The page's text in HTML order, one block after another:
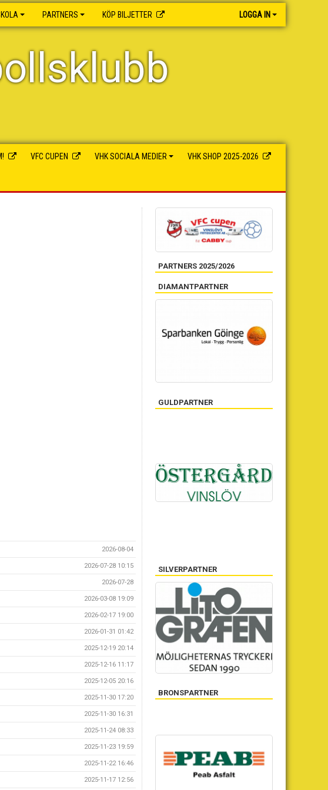
PARTNERS KÖP BILJETTER LOGGA IN
VFC CUPEN VHK SOCIALA MEDIER VHK SHOP 2025-2026
2026-08-04
2026-07-28 10:15
2026-07-28
2026-03-08 19:09
2026-02-17 19:00
2026-01-31 01:42
2025-12-19 20:14
2025-12-16 11:17
2025-12-05 20:16
2025-11-30 17:20
2025-11-30 16:31
2025-11-24 08:33
2025-11-23 19:59
2025-11-22 16:46
2025-11-17 12:56
PARTNERS 2025/2026
DIAMANTPARTNER
GULDPARTNER
SILVERPARTNER
BRONSPARTNER